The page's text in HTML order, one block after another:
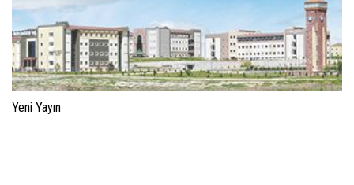
Yeni Yayın